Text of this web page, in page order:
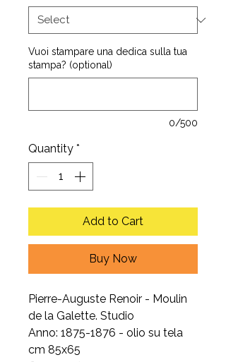
Vuoi stampare una dedica sulla tua
stampa? (optional)
0/500
Quantity *
Add to Cart
Buy Now
Pierre-Auguste Renoir - Moulin
de la Galette. Studio
Anno: 1875-1876 - olio su tela
cm 85x65